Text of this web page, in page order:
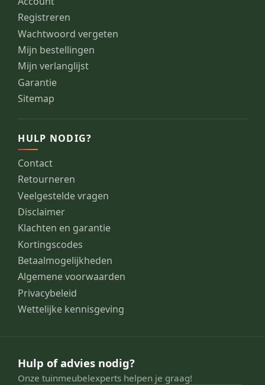
Registreren
Wachtwoord vergeten
Mijn bestellingen
Mijn verlanglijst
Garantie
Sitemap
HULP NODIG?
Contact
Retourneren
Veelgestelde vragen
Disclaimer
Klachten en garantie
Kortingscodes
Betaalmogelijkheden
Algemene voorwaarden
Privacybeleid
Wettelijke kennisgeving
Hulp of advies nodig?
Onze tuinmeubelexperts helpen je graag!